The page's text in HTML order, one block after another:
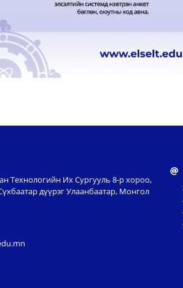
Технологийн Их Сургууль 8-р хороо,
дүүрэг Улаанбаатар, Монгол